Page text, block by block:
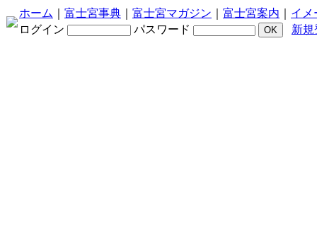
ホーム 富士宮事典 富士宮マガジン 富士宮案内
イメ
ログイン
パスワード 新規